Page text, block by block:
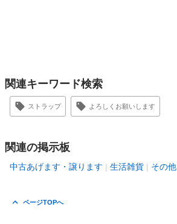
関連キーワード検索
ストラップ よろしくお願いします
関連の掲示板
中古あげます・譲ります 生活雑貨 その他
ページTOPへ